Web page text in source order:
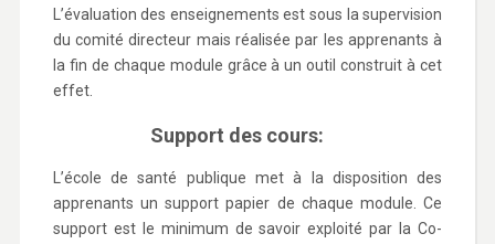
L’évaluation des enseignements est sous la supervision
du comité directeur mais réalisée par les apprenants à
la fin de chaque module grâce à un outil construit à cet
effet.
Support des cours:
L’école de santé publique met à la disposition des
apprenants un support papier de chaque module. Ce
support est le minimum de savoir exploité par la Co-